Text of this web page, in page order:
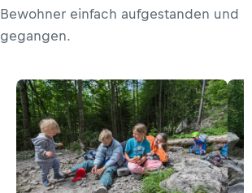
Bewohner einfach aufgestanden und
gegangen.